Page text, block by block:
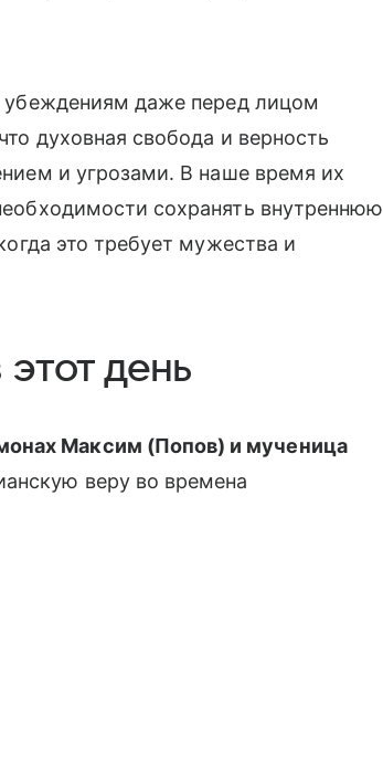
убеждениям даже перед лицом
духовная свобода и верность
и угрозами. В наше время их
сохранять внутреннюю
это требует мужества и
день
Максим (Попов) и мученица
веру во времена